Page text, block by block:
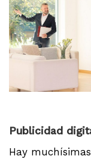
Publicidad
Hay